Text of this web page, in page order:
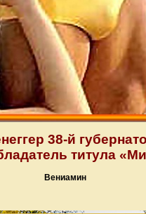
38-й
титула
Вениамин